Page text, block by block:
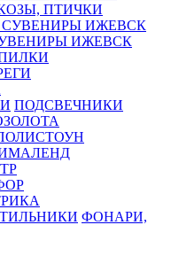
ПТИЧКИ
ИЖЕВСК
ПОДСВЕЧНИКИ
ФОНАРИ,